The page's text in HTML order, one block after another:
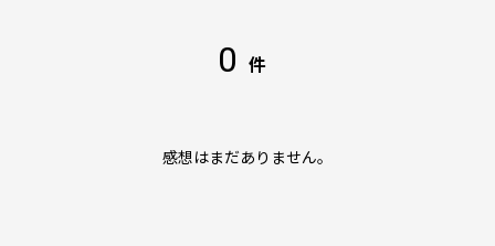
0 件
感想はまだありません。